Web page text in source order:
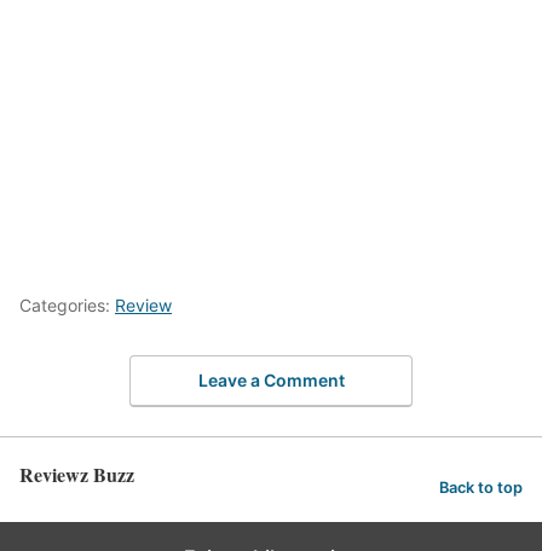
Categories: Review
Leave a Comment
Reviewz Buzz Back to top